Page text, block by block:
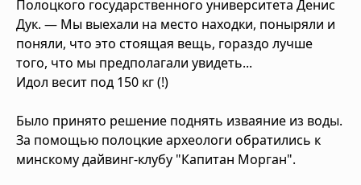
Полоцкого государственного университета Денис
Дук. — Мы выехали на место находки, поныряли и
поняли, что это стоящая вещь, гораздо лучше
того, что мы предполагали увидеть...
Идол весит под 150 кг (!)
Было принято решение поднять изваяние из воды.
За помощью полоцкие археологи обратились к
минскому дайвинг-клубу "Капитан Морган".